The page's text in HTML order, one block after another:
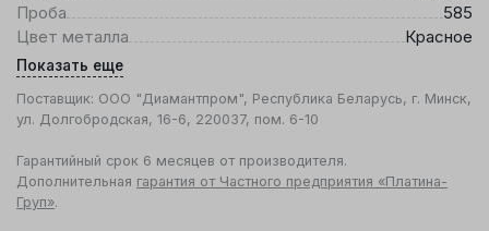
Проба
585
Цвет металла
Красное
Показать еще
Поставщик: ООО "Диамантпром", Республика Беларусь, г. Минск,
ул. Долгобродская, 16-6, 220037, пом. 6-10
Гарантийный срок 6 месяцев от производителя.
Дополнительная гарантия от Частного предприятия «Платина-
Груп».